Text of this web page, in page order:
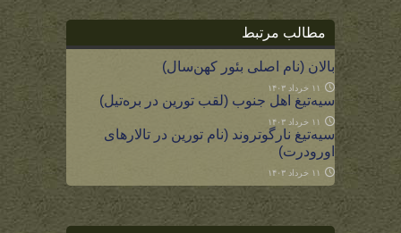
مطالب مرتبط
بالان (نام اصلی بئور کهن‌سال)
۱۱ خرداد ۱۴۰۳
سیه‌تیغ اهل جنوب (لقب تورین در بره‌تیل)
۱۱ خرداد ۱۴۰۳
سیه‌تیغ نارگوتروند (نام تورین در تالارهای
اورودرت)
۱۱ خرداد ۱۴۰۳